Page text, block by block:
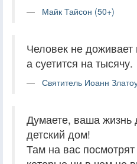
Майк Тайсон (50+)
Человек не доживает
а суетится на тысячу.
Святитель Иоанн
Думаете, ваша жизнь
детский дом!
Там на вас посмотрят